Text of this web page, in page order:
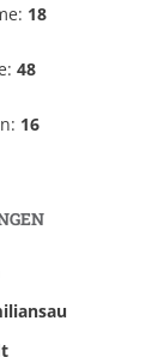
18
48
16